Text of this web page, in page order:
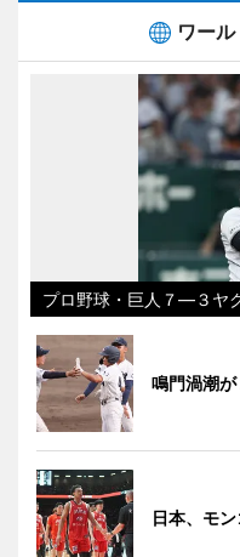
ワー
プロ野球・巨人７―３ヤ
鳴門渦潮
日本、モ